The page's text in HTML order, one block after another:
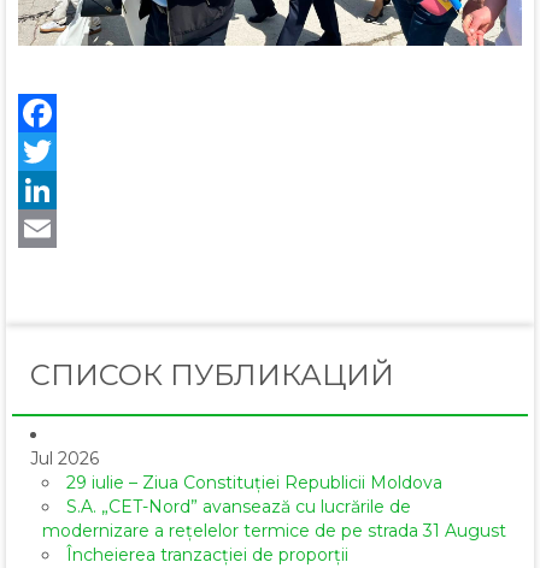
СПИСОК ПУБЛИКАЦИЙ
Jul 2026
29 iulie – Ziua Constituției Republicii Moldova
S.A. „CET-Nord” avansează cu lucrările de
modernizare a rețelelor termice de pe strada 31 August
Încheierea tranzacției de proporții